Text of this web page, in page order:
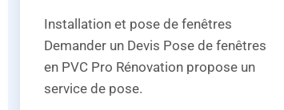
Installation et pose de fenêtres
Demander un Devis Pose de fenêtres
en PVC Pro Rénovation propose un
service de pose.